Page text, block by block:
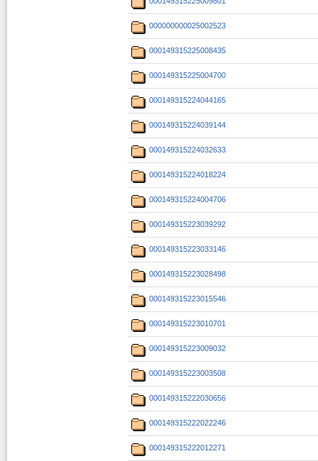
000000000025002523
000149315225008435
000149315225004700
000149315224044165
000149315224039144
000149315224032633
000149315224018224
000149315224004706
000149315223039292
000149315223033146
000149315223028498
000149315223015546
000149315223010701
000149315223009032
000149315223003508
000149315222030656
000149315222022246
000149315222012271